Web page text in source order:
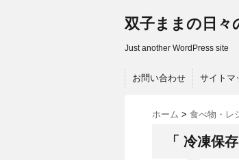
双子ままの日々
Just another WordPress site
お問い合わせ サイトマ
ホーム > 食べ物・レ
「 冷凍保